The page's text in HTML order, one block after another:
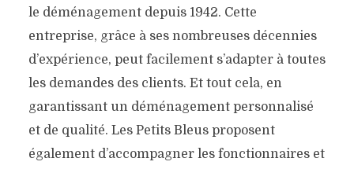
le déménagement depuis 1942. Cette
entreprise, grâce à ses nombreuses décennies
d’expérience, peut facilement s’adapter à toutes
les demandes des clients. Et tout cela, en
garantissant un déménagement personnalisé
et de qualité. Les Petits Bleus proposent
également d’accompagner les fonctionnaires et